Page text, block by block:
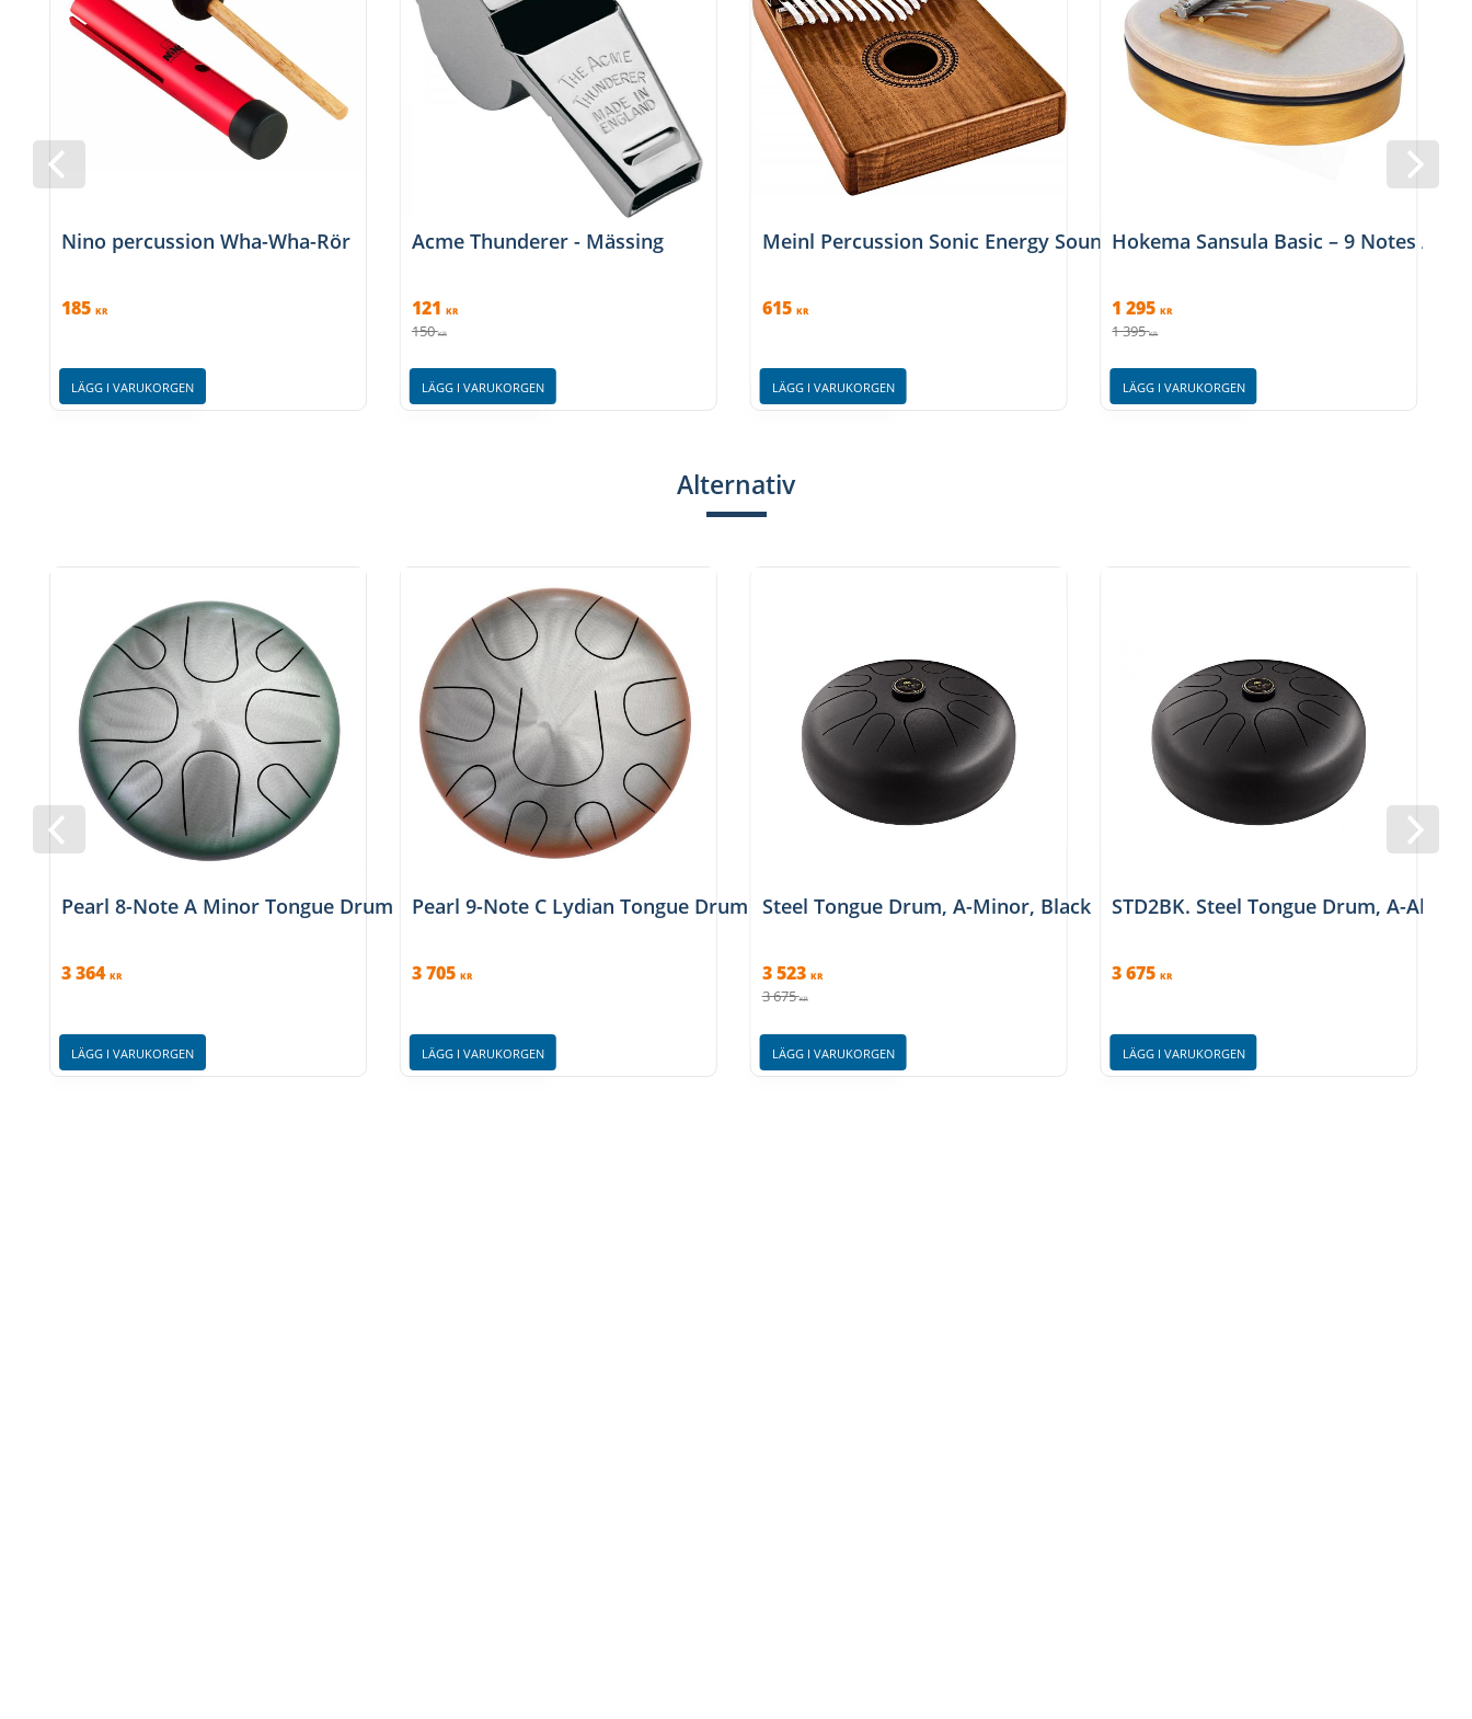
Nino percussion Wha-Wha-Rör
185 KR
LÄGG I VARUKORGEN
Acme Thunderer - Mässing
121 KR
150 KR
LÄGG I VARUKORGEN
Meinl Percussion Sonic Energy Sound Hole Kalimba
615 KR
LÄGG I VARUKORGEN
Hokema Sansula Basic – 9 Notes A-
1 295 KR
1 395 KR
LÄGG I VARUKORGEN
Alternativ
Pearl 8-Note A Minor Tongue Drum
3 364 KR
LÄGG I VARUKORGEN
Pearl 9-Note C Lydian Tongue Drum
3 705 KR
LÄGG I VARUKORGEN
Steel Tongue Drum, A-Minor, Black
3 523 KR
3 675 KR
LÄGG I VARUKORGEN
STD2BK. Steel Tongue Drum, A-
3 675 KR
LÄGG I VARUKORGEN